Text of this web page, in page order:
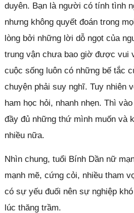
duyên. Bạn là người có tính tình
nhưng không quyết đoán trong
lòng bởi những lời dỗ ngọt của
trung vận chưa bao giờ được vui
cuộc sống luôn có những bế tắc
chuyện phải suy nghĩ. Tuy nhiên
ham học hỏi, nhanh nhẹn. Thì
đầy đủ những thứ mình muốn và
nhiều nữa.
Nhìn chung, tuổi Bính Dần nữ
mạnh mẽ, cứng cỏi, nhiều tham
có sự yếu đuối nên sự nghiệp
lúc thăng trầm.